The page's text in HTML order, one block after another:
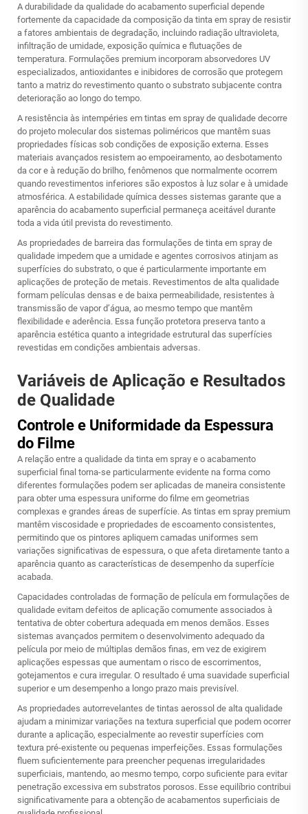
A durabilidade da qualidade do acabamento superficial depende
fortemente da capacidade da composição da tinta em spray de resistir
a fatores ambientais de degradação, incluindo radiação ultravioleta,
infiltração de umidade, exposição química e flutuações de
temperatura. Formulações premium incorporam absorvedores UV
especializados, antioxidantes e inibidores de corrosão que protegem
tanto a matriz do revestimento quanto o substrato subjacente contra
deterioração ao longo do tempo.
A resistência às intempéries em tintas em spray de qualidade decorre
do projeto molecular dos sistemas poliméricos que mantêm suas
propriedades físicas sob condições de exposição externa. Esses
materiais avançados resistem ao empoeiramento, ao desbotamento
da cor e à redução do brilho, fenômenos que normalmente ocorrem
quando revestimentos inferiores são expostos à luz solar e à umidade
atmosférica. A estabilidade química desses sistemas garante que a
aparência do acabamento superficial permaneça aceitável durante
toda a vida útil prevista do revestimento.
As propriedades de barreira das formulações de tinta em spray de
qualidade impedem que a umidade e agentes corrosivos atinjam as
superfícies do substrato, o que é particularmente importante em
aplicações de proteção de metais. Revestimentos de alta qualidade
formam películas densas e de baixa permeabilidade, resistentes à
transmissão de vapor d’água, ao mesmo tempo que mantêm
flexibilidade e aderência. Essa função protetora preserva tanto a
aparência estética quanto a integridade estrutural das superfícies
revestidas em condições ambientais adversas.
Variáveis de Aplicação e Resultados
de Qualidade
Controle e Uniformidade da Espessura
do Filme
A relação entre a qualidade da tinta em spray e o acabamento
superficial final torna-se particularmente evidente na forma como
diferentes formulações podem ser aplicadas de maneira consistente
para obter uma espessura uniforme do filme em geometrias
complexas e grandes áreas de superfície. As tintas em spray premium
mantêm viscosidade e propriedades de escoamento consistentes,
permitindo que os pintores apliquem camadas uniformes sem
variações significativas de espessura, o que afeta diretamente tanto a
aparência quanto as características de desempenho da superfície
acabada.
Capacidades controladas de formação de película em formulações de
qualidade evitam defeitos de aplicação comumente associados à
tentativa de obter cobertura adequada em menos demãos. Esses
sistemas avançados permitem o desenvolvimento adequado da
película por meio de múltiplas demãos finas, em vez de exigirem
aplicações espessas que aumentam o risco de escorrimentos,
gotejamentos e cura irregular. O resultado é uma suavidade superficial
superior e um desempenho a longo prazo mais previsível.
As propriedades autorrevelantes de tintas aerossol de alta qualidade
ajudam a minimizar variações na textura superficial que podem ocorrer
durante a aplicação, especialmente ao revestir superfícies com
textura pré-existente ou pequenas imperfeições. Essas formulações
fluem suficientemente para preencher pequenas irregularidades
superficiais, mantendo, ao mesmo tempo, corpo suficiente para evitar
penetração excessiva em substratos porosos. Esse equilíbrio contribui
significativamente para a obtenção de acabamentos superficiais de